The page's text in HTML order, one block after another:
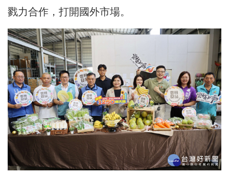
戮力合作，打開國外市場。